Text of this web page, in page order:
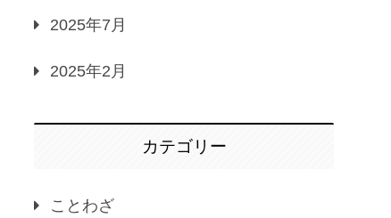
2025年7月
2025年2月
カテゴリー
ことわざ